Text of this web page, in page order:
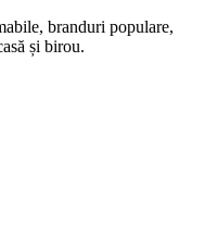
branduri populare,
și birou.